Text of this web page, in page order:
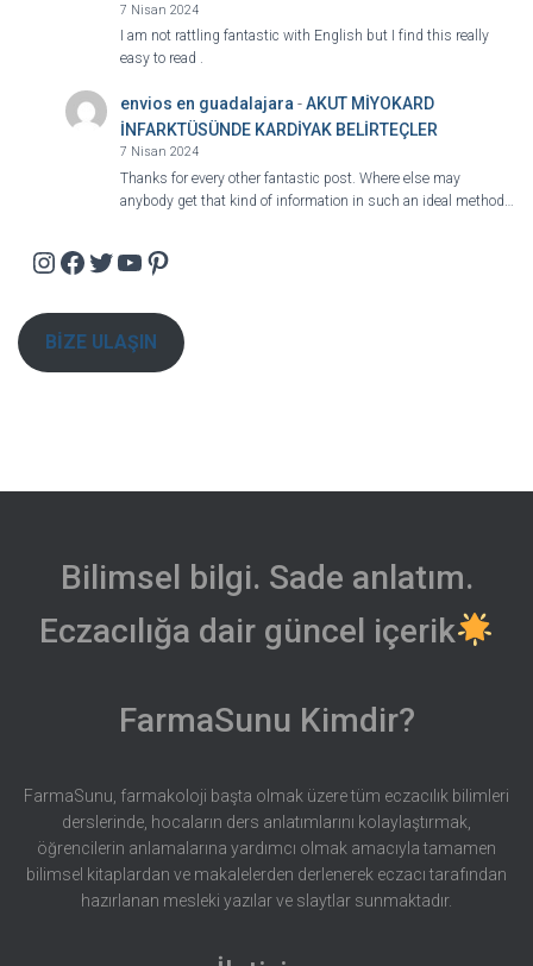
7 Nisan 2024
I am not rattling fantastic with English but I find this really
easy to read .
envios en guadalajara -AKUT MİYOKARD
İNFARKTÜSÜNDE KARDİYAK BELİRTEÇLER
7 Nisan 2024
Thanks for every other fantastic post. Where else may
anybody get that kind of information in such an ideal method…
Instagram Facebook Twitter YouTube Pinterest
BİZE ULAŞIN
Bilimsel bilgi. Sade anlatım.
Eczacılığa dair güncel içerik
FarmaSunu Kimdir?
FarmaSunu, farmakoloji başta olmak üzere tüm eczacılık bilimleri
derslerinde, hocaların ders anlatımlarını kolaylaştırmak,
öğrencilerin anlamalarına yardımcı olmak amacıyla tamamen
bilimsel kitaplardan ve makalelerden derlenerek eczacı tarafından
hazırlanan mesleki yazılar ve slaytlar sunmaktadır.